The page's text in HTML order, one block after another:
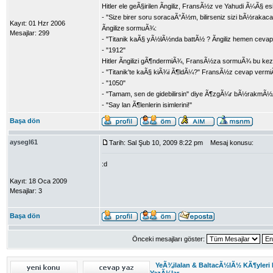
Kayıt: 01 Hzr 2006
Mesajlar: 299
Hitler ele geÃ§irilen Ãngiliz, FransÃ½z ve Yahudi Ã¼Ã§
- "Size birer soru soracaÃ°Ã½m, bilirseniz sizi
Ãngilize sormuÃ¾:
- "Titanik kaÃ§ yÃ½lÃ½nda battÃ½ ? Ãngiliz hemen
- "1912"
Hitler Ãngilizi gÃ¶ndermiÃ¾, FransÃ½za sormuÃ¾ bu
- "Titanik'te kaÃ§ kiÃ¾i Ã¶ldÃ¼?" FransÃ½z cevap
- "1050"
- "Tamam, sen de gidebilirsin" diye Ã¶zgÃ¼r
- "Say lan Ã¶lenlerin isimlerini!"
Başa dön
aysegl61
Kayıt: 18 Oca 2009
Mesajlar: 3
Tarih: Sal Şub 10, 2009 8:22 pm Mesaj konusu:
:d
Başa dön
Önceki mesajları göster:
YeÃ¾ilalan & BaltacÃ½lÃ½ KÃ¶yleri